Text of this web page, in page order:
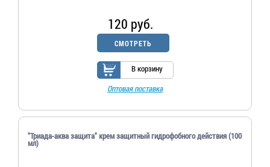
120 руб.
СМОТРЕТЬ
В корзину
Оптовая поставка
"Триада-аква защита" крем защитный гидрофобного действия (100
мл)